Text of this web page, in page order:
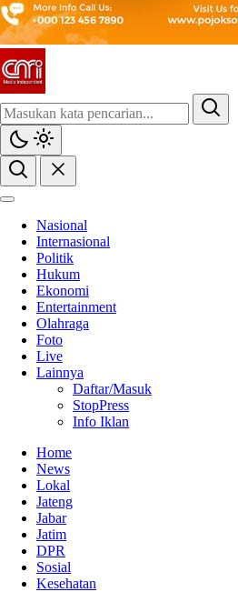
CMI News
Berani, Integritas dan Loyalitas
Nasional
Internasional
Politik
Hukum
Ekonomi
Entertainment
Olahraga
Foto
Live
Lainnya
Daftar/Masuk
StopPress
Info Iklan
Home
News
Lokal
Jateng
Jabar
Jatim
DPR
Sosial
Kesehatan